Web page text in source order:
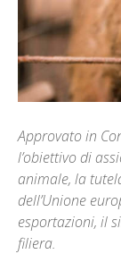
Approvato in
l’obiettivo di
animale, la
dell’Unione
esportazioni, il
filiera.